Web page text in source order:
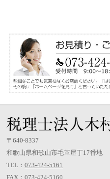
〒640-8337
和歌山県和歌山市毛革屋丁17番地
TEL：073-424-5161
FAX：073-424-5160